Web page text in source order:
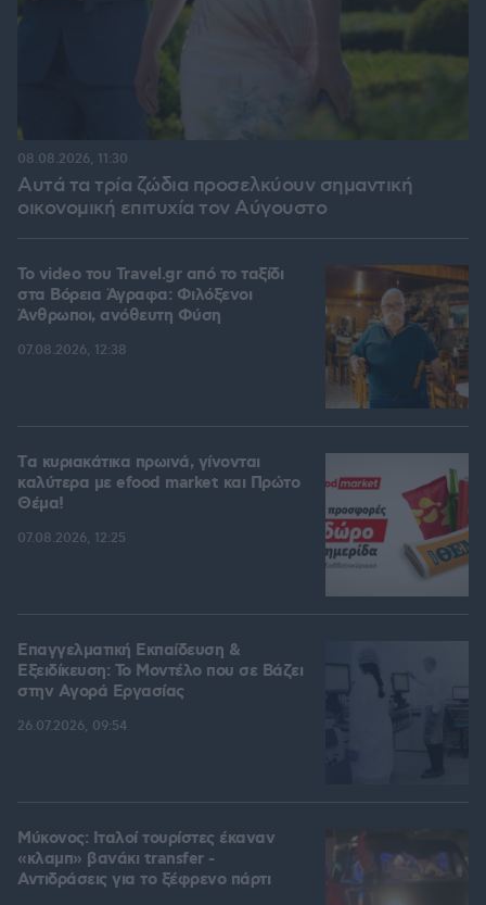
Αυτά τα τρία ζώδια προσελκύουν σημαντική
οικονομική επιτυχία τον Αύγουστο
08.08.2026, 11:30
To video του Travel.gr από το ταξίδι
στα Βόρεια Άγραφα: Φιλόξενοι
Άνθρωποι, ανόθευτη Φύση
07.08.2026, 12:38
Tα κυριακάτικα πρωινά, γίνονται
καλύτερα με efood market και Πρώτο
Θέμα!
07.08.2026, 12:25
Επαγγελματική Εκπαίδευση &
Εξειδίκευση: Το Mοντέλο που σε Bάζει
στην Aγορά Eργασίας
26.07.2026, 09:54
Μύκονος: Ιταλοί τουρίστες έκαναν
«κλαμπ» βανάκι transfer -
Αντιδράσεις για το ξέφρενο πάρτι